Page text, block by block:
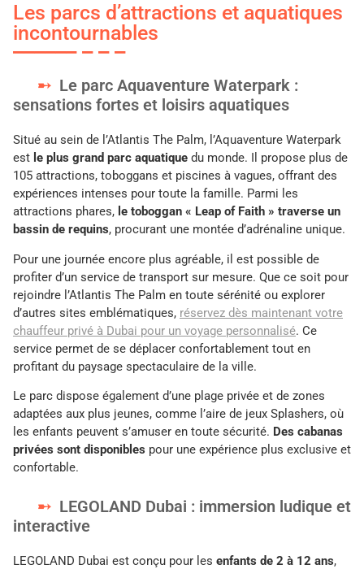
Les parcs d’attractions et aquatiques
incontournables
Le parc Aquaventure Waterpark :
sensations fortes et loisirs aquatiques
Situé au sein de l’Atlantis The Palm, l’Aquaventure Waterpark
est le plus grand parc aquatique du monde. Il propose plus de
105 attractions, toboggans et piscines à vagues, offrant des
expériences intenses pour toute la famille. Parmi les
attractions phares, le toboggan « Leap of Faith » traverse un
bassin de requins, procurant une montée d’adrénaline unique.
Pour une journée encore plus agréable, il est possible de
profiter d’un service de transport sur mesure. Que ce soit pour
rejoindre l’Atlantis The Palm en toute sérénité ou explorer
d’autres sites emblématiques, réservez dès maintenant votre
chauffeur privé à Dubai pour un voyage personnalisé. Ce
service permet de se déplacer confortablement tout en
profitant du paysage spectaculaire de la ville.
Le parc dispose également d’une plage privée et de zones
adaptées aux plus jeunes, comme l’aire de jeux Splashers, où
les enfants peuvent s’amuser en toute sécurité. Des cabanas
privées sont disponibles pour une expérience plus exclusive et
confortable.
LEGOLAND Dubai : immersion ludique et
interactive
LEGOLAND Dubai est conçu pour les enfants de 2 à 12 ans,